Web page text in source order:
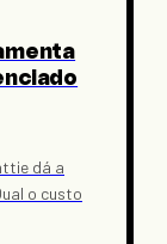
dá a
o custo